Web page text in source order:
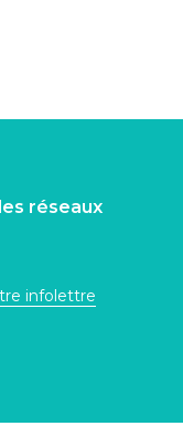
réseaux
infolettre